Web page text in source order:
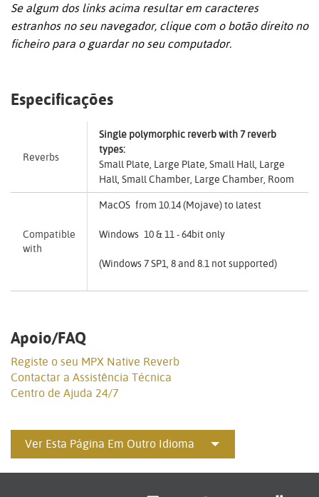
Se algum dos links acima resultar em caracteres
estranhos no seu navegador, clique com o botão direito no
ficheiro para o guardar no seu computador.
Especificações
Reverbs
Single polymorphic reverb with 7 reverb
types:
Small Plate, Large Plate, Small Hall, Large
Hall, Small Chamber, Large Chamber, Room
Compatible
with
MacOS from 10.14 (Mojave) to latest
Windows 10 & 11 - 64bit only
(Windows 7 SP1, 8 and 8.1 not supported)
Apoio/FAQ
Registe o seu MPX Native Reverb
Contactar a Assistência Técnica
Centro de Ajuda 24/7
Ver Esta Página Em Outro Idioma